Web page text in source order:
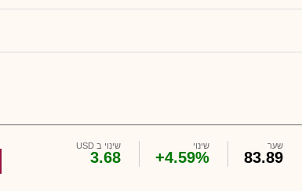
שער
83.89
שינוי
+4.59%
שינוי ב USD
3.68